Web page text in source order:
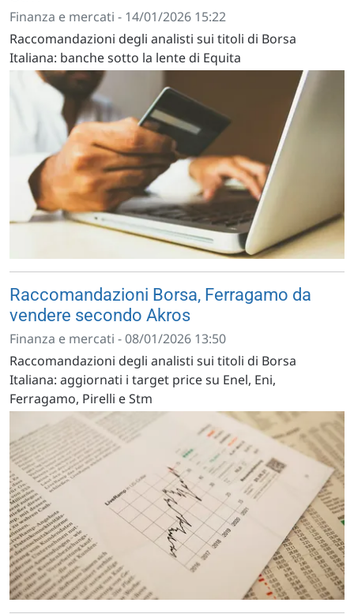
Finanza e mercati - 14/01/2026 15:22
Raccomandazioni degli analisti sui titoli di Borsa
Italiana: banche sotto la lente di Equita
Raccomandazioni Borsa, Ferragamo da
vendere secondo Akros
Finanza e mercati - 08/01/2026 13:50
Raccomandazioni degli analisti sui titoli di Borsa
Italiana: aggiornati i target price su Enel, Eni,
Ferragamo, Pirelli e Stm